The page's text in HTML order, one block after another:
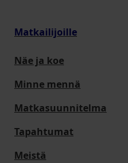
Matkailijoille
Näe ja koe
Minne mennä
Matkasuunnitelma
Tapahtumat
Meistä